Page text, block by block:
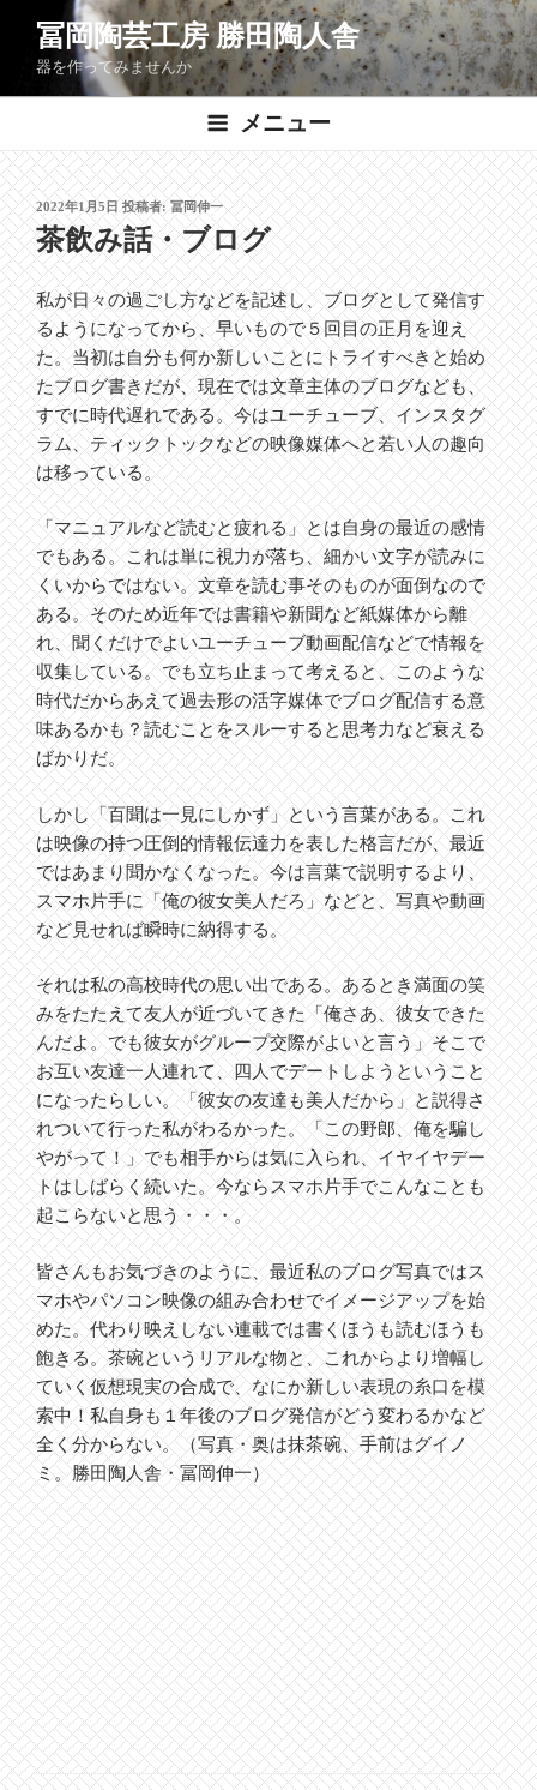
ン
へ
ス
キ
ッ
プ
冨岡陶芸工房 勝田陶人舎
器を作ってみませんか
メニュー
投
稿
日:
2022年1月5日投稿者:冨岡伸一
茶飲み話・ブログ
私が日々の過ごし方などを記述し、ブログとして発信す
るようになってから、早いもので５回目の正月を迎え
た。当初は自分も何か新しいことにトライすべきと始め
たブログ書きだが、現在では文章主体のブログなども、
すでに時代遅れである。今はユーチューブ、インスタグ
ラム、ティックトックなどの映像媒体へと若い人の趣向
は移っている。
「マニュアルなど読むと疲れる」とは自身の最近の感情
でもある。これは単に視力が落ち、細かい文字が読みに
くいからではない。文章を読む事そのものが面倒なので
ある。そのため近年では書籍や新聞など紙媒体から離
れ、聞くだけでよいユーチューブ動画配信などで情報を
収集している。でも立ち止まって考えると、このような
時代だからあえて過去形の活字媒体でブログ配信する意
味あるかも？読むことをスルーすると思考力など衰える
ばかりだ。
しかし「百聞は一見にしかず」という言葉がある。これ
は映像の持つ圧倒的情報伝達力を表した格言だが、最近
ではあまり聞かなくなった。今は言葉で説明するより、
スマホ片手に「俺の彼女美人だろ」などと、写真や動画
など見せれば瞬時に納得する。
それは私の高校時代の思い出である。あるとき満面の笑
みをたたえて友人が近づいてきた「俺さあ、彼女できた
んだよ。でも彼女がグループ交際がよいと言う」そこで
お互い友達一人連れて、四人でデートしようということ
になったらしい。「彼女の友達も美人だから」と説得さ
れついて行った私がわるかった。「この野郎、俺を騙し
やがって！」でも相手からは気に入られ、イヤイヤデー
トはしばらく続いた。今ならスマホ片手でこんなことも
起こらないと思う・・・。
皆さんもお気づきのように、最近私のブログ写真ではス
マホやパソコン映像の組み合わせでイメージアップを始
めた。代わり映えしない連載では書くほうも読むほうも
飽きる。茶碗というリアルな物と、これからより増幅し
ていく仮想現実の合成で、なにか新しい表現の糸口を模
索中！私自身も１年後のブログ発信がどう変わるかなど
全く分からない。（写真・奥は抹茶碗、手前はグイノ
ミ。勝田陶人舎・冨岡伸一）